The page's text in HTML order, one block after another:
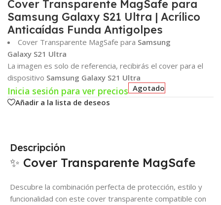
Cover Transparente MagSafe para
Samsung Galaxy S21 Ultra | Acrílico
Anticaídas Funda Antigolpes
Cover Transparente MagSafe para Samsung
Galaxy S21 Ultra
La imagen es solo de referencia, recibirás el cover para el
dispositivo Samsung Galaxy S21 Ultra
Inicia sesión para ver precios Agotado
Añadir a la lista de deseos
Descripción
✨ Cover Transparente MagSafe
Descubre la combinación perfecta de protección, estilo y
funcionalidad con este cover transparente compatible con